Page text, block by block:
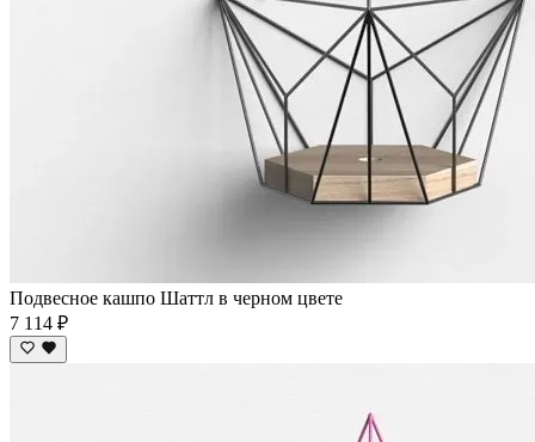
Подвесное кашпо Шаттл в черном цвете
7 114 ₽